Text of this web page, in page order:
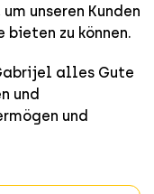
unseren Kunden
zu können.
alles Gute
und
und